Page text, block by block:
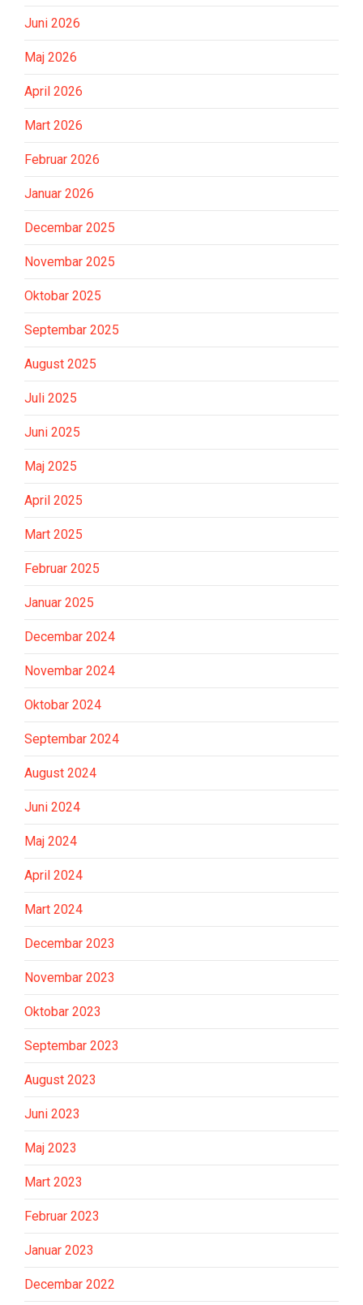
Juni 2026
Maj 2026
April 2026
Mart 2026
Februar 2026
Januar 2026
Decembar 2025
Novembar 2025
Oktobar 2025
Septembar 2025
August 2025
Juli 2025
Juni 2025
Maj 2025
April 2025
Mart 2025
Februar 2025
Januar 2025
Decembar 2024
Novembar 2024
Oktobar 2024
Septembar 2024
August 2024
Juni 2024
Maj 2024
April 2024
Mart 2024
Decembar 2023
Novembar 2023
Oktobar 2023
Septembar 2023
August 2023
Juni 2023
Maj 2023
Mart 2023
Februar 2023
Januar 2023
Decembar 2022